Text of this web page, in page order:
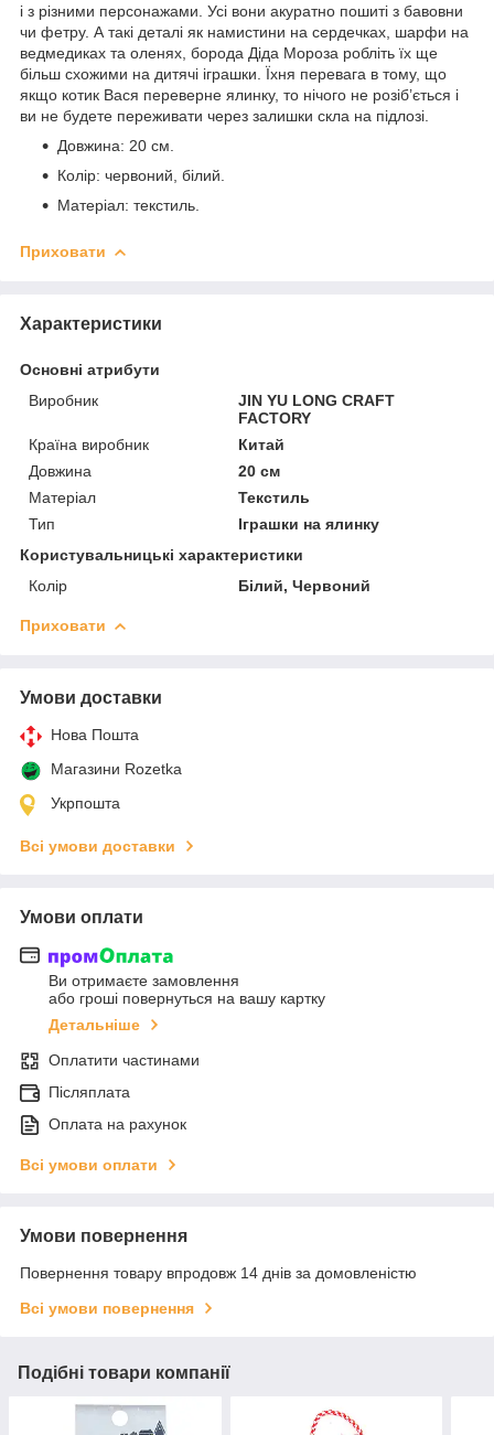
і з різними персонажами. Усі вони акуратно пошиті з бавовни
чи фетру. А такі деталі як намистини на сердечках, шарфи на
ведмедиках та оленях, борода Діда Мороза робліть їх ще
більш схожими на дитячі іграшки. Їхня перевага в тому, що
якщо котик Вася переверне ялинку, то нічого не розіб’ється і
ви не будете переживати через залишки скла на підлозі.
Довжина: 20 см.
Колір: червоний, білий.
Матеріал: текстиль.
Приховати
Характеристики
Основні атрибути
Виробник
JIN YU LONG CRAFT
FACTORY
Країна виробник
Китай
Довжина
20 см
Матеріал
Текстиль
Тип
Іграшки на ялинку
Користувальницькі характеристики
Колір
Білий, Червоний
Приховати
Умови доставки
Нова Пошта
Магазини Rozetka
Укрпошта
Всі умови доставки
Умови оплати
Ви отримаєте замовлення
або гроші повернуться на вашу картку
Детальніше
Оплатити частинами
Післяплата
Оплата на рахунок
Всі умови оплати
Умови повернення
Повернення товару впродовж 14 днів за домовленістю
Всі умови повернення
Подібні товари компанії